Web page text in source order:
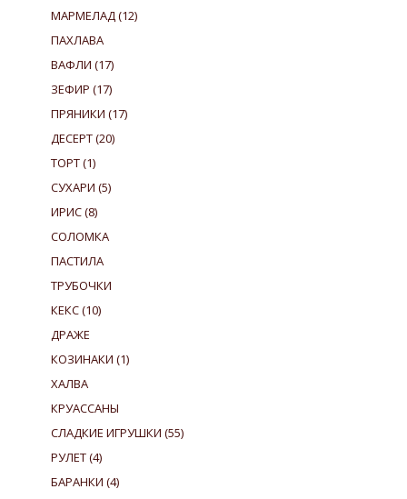
МАРМЕЛАД(12)
ПАХЛАВА
ВАФЛИ (17)
ЗЕФИР (17)
ПРЯНИКИ (17)
ДЕСЕРТ(20)
ТОРТ(1)
СУХАРИ (5)
ИРИС(8)
СОЛОМКА
ПАСТИЛА
ТРУБОЧКИ
КЕКС(10)
ДРАЖЕ
КОЗИНАКИ (1)
ХАЛВА
КРУАССАНЫ
СЛАДКИЕ ИГРУШКИ (55)
РУЛЕТ(4)
БАРАНКИ (4)